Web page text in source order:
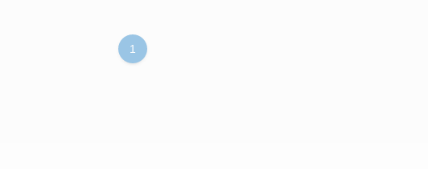
1